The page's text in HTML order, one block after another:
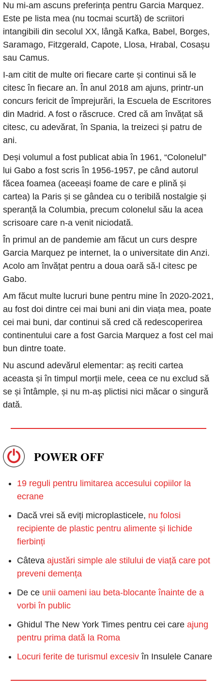
Nu mi-am ascuns preferința pentru Garcia Marquez.
Este pe lista mea (nu tocmai scurtă) de scriitori
intangibili din secolul XX, lângă Kafka, Babel, Borges,
Saramago, Fitzgerald, Capote, Llosa, Hrabal, Cosașu
sau Camus.
I-am citit de multe ori fiecare carte și continui să le
citesc în fiecare an. În anul 2018 am ajuns, printr-un
concurs fericit de împrejurări, la Escuela de Escritores
din Madrid. A fost o răscruce. Cred că am învățat să
citesc, cu adevărat, în Spania, la treizeci și patru de
ani.
Deși volumul a fost publicat abia în 1961, “Colonelul”
lui Gabo a fost scris în 1956-1957, pe când autorul
făcea foamea (aceeași foame de care e plină și
cartea) la Paris și se gândea cu o teribilă nostalgie și
speranță la Columbia, precum colonelul său la acea
scrisoare care n-a venit niciodată.
În primul an de pandemie am făcut un curs despre
Garcia Marquez pe internet, la o universitate din Anzi.
Acolo am învățat pentru a doua oară să-l citesc pe
Gabo.
Am făcut multe lucruri bune pentru mine în 2020-2021,
au fost doi dintre cei mai buni ani din viața mea, poate
cei mai buni, dar continui să cred că redescoperirea
continentului care a fost Garcia Marquez a fost cel mai
bun dintre toate.
Nu ascund adevărul elementar: aș reciti cartea
aceasta și în timpul morții mele, ceea ce nu exclud să
se și întâmple, și nu m-aș plictisi nici măcar o singură
dată.
POWER OFF
19 reguli pentru limitarea accesului copiilor la
ecrane
Dacă vrei să eviți microplasticele, nu folosi
recipiente de plastic pentru alimente și lichide
fierbinți
Câteva ajustări simple ale stilului de viață care pot
preveni demența
De ce unii oameni iau beta-blocante înainte de a
vorbi în public
Ghidul The New York Times pentru cei care ajung
pentru prima dată la Roma
Locuri ferite de turismul excesiv în Insulele Canare